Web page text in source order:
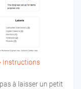
Instructions
à laisser un petit